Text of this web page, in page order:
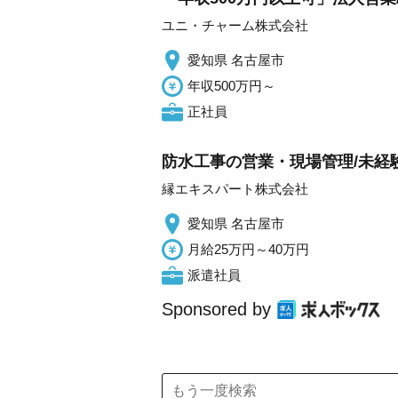
ユニ・チャーム株式会社
愛知県 名古屋市
年収500万円～
正社員
防水工事の営業・現場管理/未経
縁エキスパート株式会社
愛知県 名古屋市
月給25万円～40万円
派遣社員
Sponsored by